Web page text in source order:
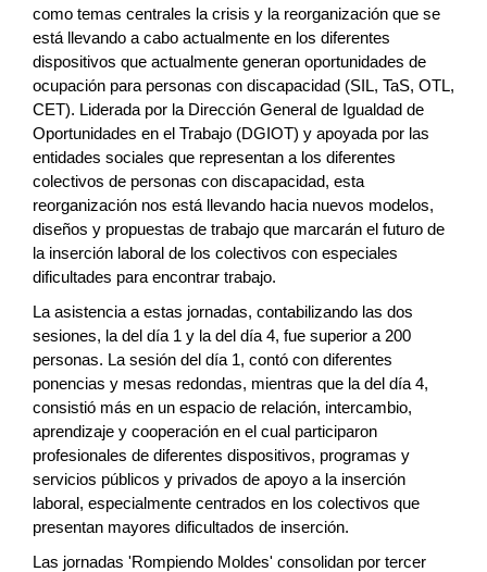
como temas centrales la crisis y la reorganización que se
está llevando a cabo actualmente en los diferentes
dispositivos que actualmente generan oportunidades de
ocupación para personas con discapacidad (SIL, TaS, OTL,
CET). Liderada por la Dirección General de Igualdad de
Oportunidades en el Trabajo (DGIOT) y apoyada por las
entidades sociales que representan a los diferentes
colectivos de personas con discapacidad, esta
reorganización nos está llevando hacia nuevos modelos,
diseños y propuestas de trabajo que marcarán el futuro de
la inserción laboral de los colectivos con especiales
dificultades para encontrar trabajo.
La asistencia a estas jornadas, contabilizando las dos
sesiones, la del día 1 y la del día 4, fue superior a 200
personas. La sesión del día 1, contó con diferentes
ponencias y mesas redondas, mientras que la del día 4,
consistió más en un espacio de relación, intercambio,
aprendizaje y cooperación en el cual participaron
profesionales de diferentes dispositivos, programas y
servicios públicos y privados de apoyo a la inserción
laboral, especialmente centrados en los colectivos que
presentan mayores dificultados de inserción.
Las jornadas 'Rompiendo Moldes' consolidan por tercer